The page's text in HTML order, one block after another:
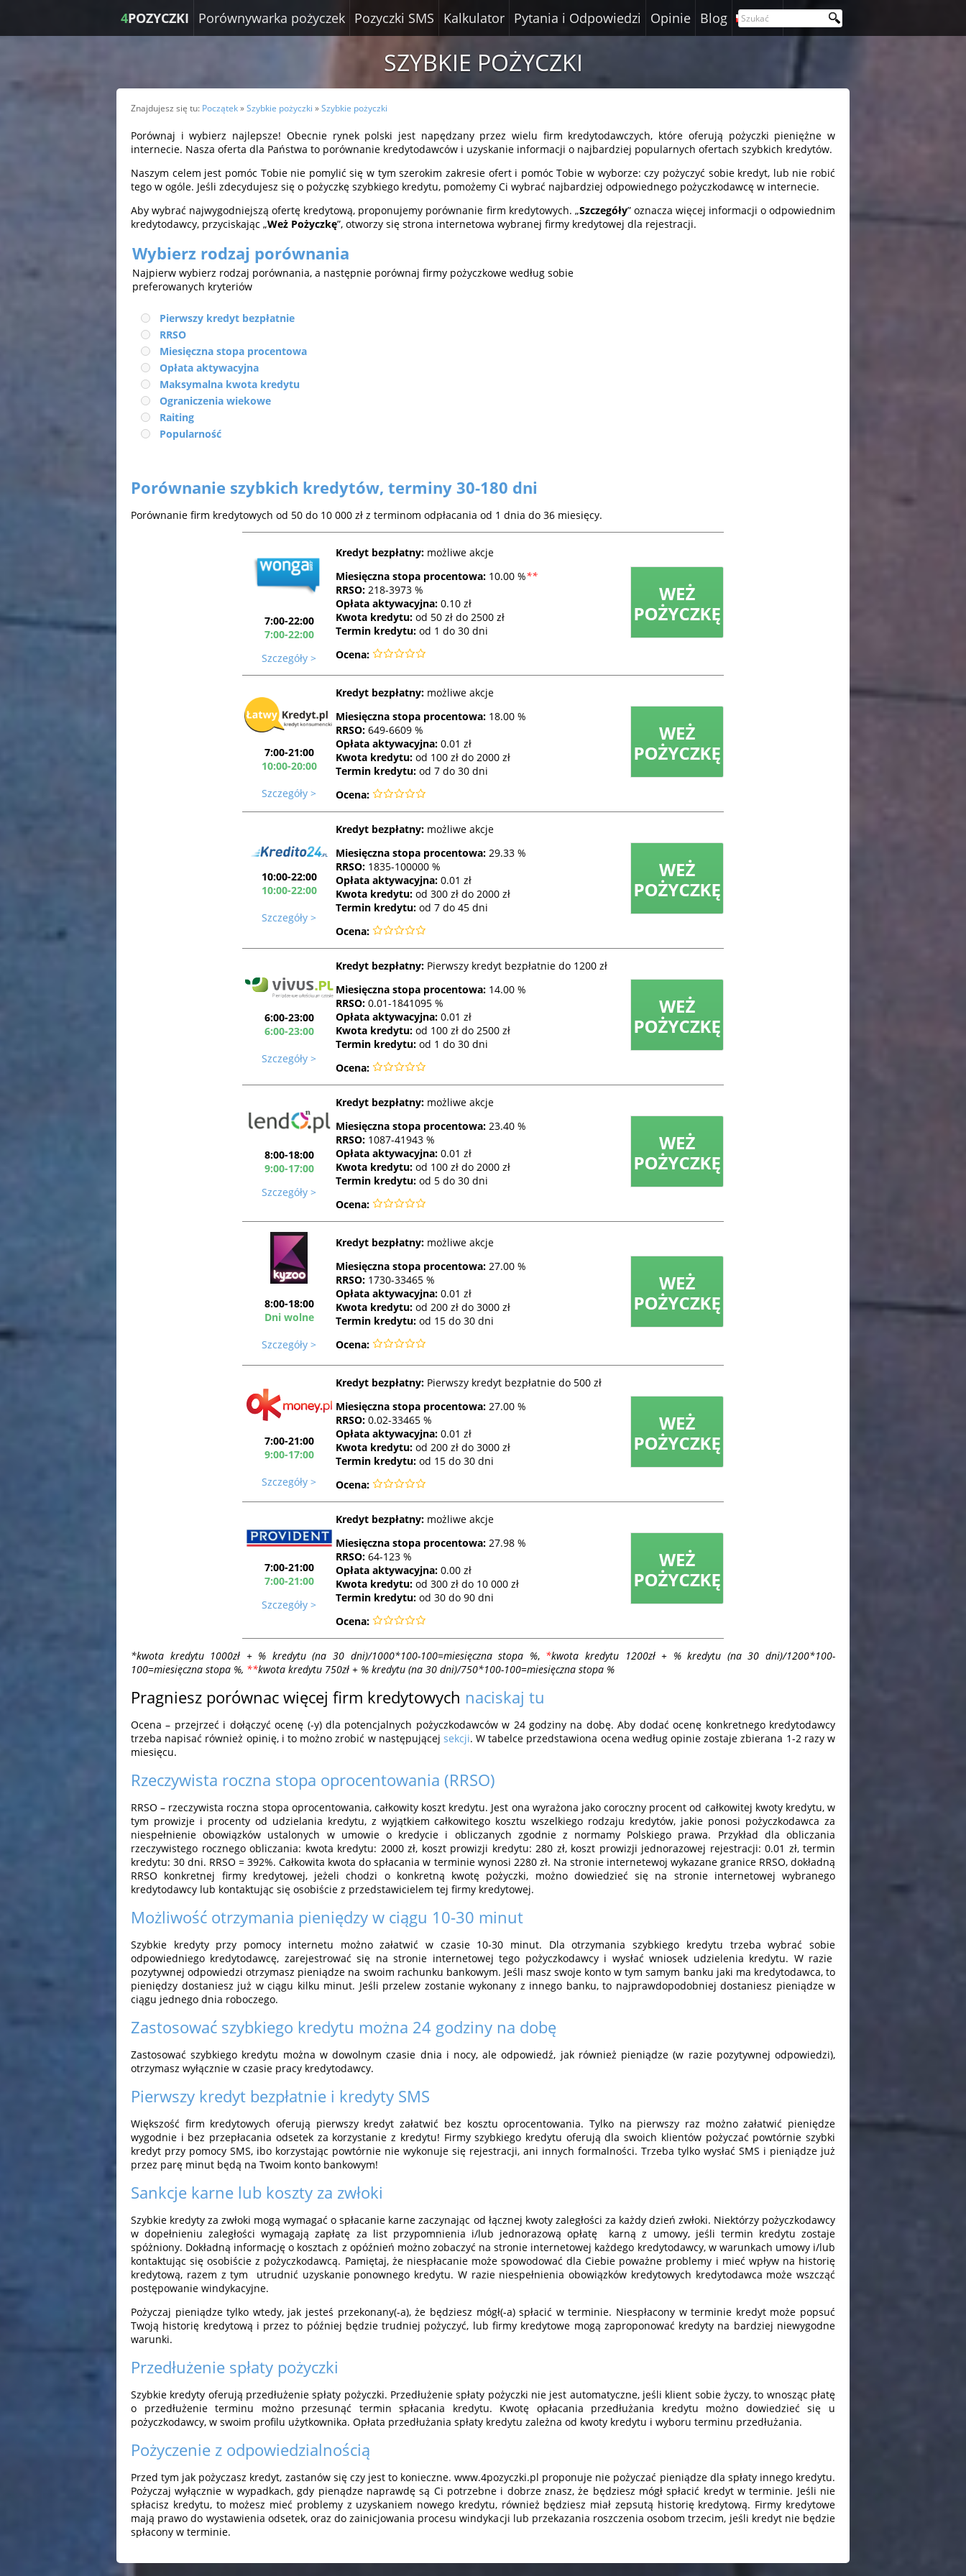
4POZYCZKI Porównywarka pożyczek Pozyczki SMS Kalkulator Pytania i Odpowiedzi Opinie Blog Polski
SZYBKIE POŻYCZKI
Znajdujesz się tu: Początek»Szybkie pożyczki »Szybkie pożyczki
Porównaj i wybierz najlepsze! Obecnie rynek polski jest napędzany przez wielu firm kredytodawczych, które oferują pożyczki pieniężne w
internecie. Nasza oferta dla Państwa to porównanie kredytodawców i uzyskanie informacji o najbardziej popularnych ofertach szybkich kredytów.
Naszym celem jest pomóc Tobie nie pomylić się w tym szerokim zakresie ofert i pomóc Tobie w wyborze: czy pożyczyć sobie kredyt, lub nie robić
tego w ogóle. Jeśli zdecydujesz się o pożyczkę szybkiego kredytu, pomożemy Ci wybrać najbardziej odpowiednego pożyczkodawcę w internecie.
Aby wybrać najwygodniejszą ofertę kredytową, proponujemy porównanie firm kredytowych. „Szczegóły” oznacza więcej informacji o odpowiednim
kredytodawcy, przyciskając „Weż Pożyczkę”, otworzy się strona internetowa wybranej firmy kredytowej dla rejestracji.
Wybierz rodzaj porównania
Najpierw wybierz rodzaj porównania, a następnie porównaj firmy pożyczkowe według sobie
preferowanych kryteriów
Pierwszy kredyt bezpłatnie
RRSO
Miesięczna stopa procentowa
Opłata aktywacyjna
Maksymalna kwota kredytu
Ograniczenia wiekowe
Raiting
Popularność
Porównanie szybkich kredytów, terminy 30-180 dni
Porównanie firm kredytowych od 50 do 10 000 zł z terminom odpłacania od 1 dnia do 36 miesięcy.
7:00-22:00
7:00-22:00
Szczegóły >
Kredyt bezpłatny: możliwe akcje
Miesięczna stopa procentowa: 10.00 %**
RRSO: 218-3973 %
Opłata aktywacyjna: 0.10 zł
Kwota kredytu: od 50 zł do 2500 zł
Termin kredytu: od 1 do 30 dni
Ocena:
7:00-21:00
10:00-20:00
Szczegóły >
Kredyt bezpłatny: możliwe akcje
Miesięczna stopa procentowa: 18.00 %
RRSO: 649-6609 %
Opłata aktywacyjna: 0.01 zł
Kwota kredytu: od 100 zł do 2000 zł
Termin kredytu: od 7 do 30 dni
Ocena:
10:00-22:00
10:00-22:00
Szczegóły >
Kredyt bezpłatny: możliwe akcje
Miesięczna stopa procentowa: 29.33 %
RRSO: 1835-100000 %
Opłata aktywacyjna: 0.01 zł
Kwota kredytu: od 300 zł do 2000 zł
Termin kredytu: od 7 do 45 dni
Ocena:
6:00-23:00
6:00-23:00
Szczegóły >
Kredyt bezpłatny: Pierwszy kredyt bezpłatnie do 1200 zł
Miesięczna stopa procentowa: 14.00 %
RRSO: 0.01-1841095 %
Opłata aktywacyjna: 0.01 zł
Kwota kredytu: od 100 zł do 2500 zł
Termin kredytu: od 1 do 30 dni
Ocena:
8:00-18:00
9:00-17:00
Szczegóły >
Kredyt bezpłatny: możliwe akcje
Miesięczna stopa procentowa: 23.40 %
RRSO: 1087-41943 %
Opłata aktywacyjna: 0.01 zł
Kwota kredytu: od 100 zł do 2000 zł
Termin kredytu: od 5 do 30 dni
Ocena:
8:00-18:00
Dni wolne
Szczegóły >
Kredyt bezpłatny: możliwe akcje
Miesięczna stopa procentowa: 27.00 %
RRSO: 1730-33465 %
Opłata aktywacyjna: 0.01 zł
Kwota kredytu: od 200 zł do 3000 zł
Termin kredytu: od 15 do 30 dni
Ocena:
7:00-21:00
9:00-17:00
Szczegóły >
Kredyt bezpłatny: Pierwszy kredyt bezpłatnie do 500 zł
Miesięczna stopa procentowa: 27.00 %
RRSO: 0.02-33465 %
Opłata aktywacyjna: 0.01 zł
Kwota kredytu: od 200 zł do 3000 zł
Termin kredytu: od 15 do 30 dni
Ocena:
7:00-21:00
7:00-21:00
Szczegóły >
Kredyt bezpłatny: możliwe akcje
Miesięczna stopa procentowa: 27.98 %
RRSO: 64-123 %
Opłata aktywacyjna: 0.00 zł
Kwota kredytu: od 300 zł do 10 000 zł
Termin kredytu: od 30 do 90 dni
Ocena:
*kwota kredytu 1000zł + % kredytu (na 30 dni)/1000*100-100=miesięczna stopa %, *kwota kredytu 1200zł + % kredytu (na 30 dni)/1200*100-
100=miesięczna stopa %, **kwota kredytu 750zł + % kredytu (na 30 dni)/750*100-100=miesięczna stopa %
Pragniesz porównac więcej firm kredytowych naciskaj tu
Ocena – przejrzeć i dołączyć ocenę (-y) dla potencjalnych pożyczkodawców w 24 godziny na dobę. Aby dodać ocenę konkretnego kredytodawcy
trzeba napisać również opinię, i to możno zrobić w następującej sekcji. W tabelce przedstawiona ocena według opinie zostaje zbierana 1-2 razy w
miesięcu.
Rzeczywista roczna stopa oprocentowania (RRSO)
RRSO – rzeczywista roczna stopa oprocentowania, całkowity koszt kredytu. Jest ona wyrażona jako coroczny procent od całkowitej kwoty kredytu, w
tym prowizje i procenty od udzielania kredytu, z wyjątkiem całkowitego kosztu wszelkiego rodzaju kredytów, jakie ponosi pożyczkodawca za
niespełnienie obowiązków ustalonych w umowie o kredycie i obliczanych zgodnie z normamy Polskiego prawa. Przykład dla obliczania
rzeczywistego rocznego obliczania: kwota kredytu: 2000 zł, koszt prowizji kredytu: 280 zł, koszt prowizji jednorazowej rejestracji: 0.01 zł, termin
kredytu: 30 dni. RRSO = 392%. Całkowita kwota do spłacania w terminie wynosi 2280 zł. Na stronie internetewoj wykazane granice RRSO, dokładną
RRSO konkretnej firmy kredytowej, jeżeli chodzi o konkretną kwotę pożyczki, możno dowiedzieć się na stronie internetowej wybranego
kredytodawcy lub kontaktując się osobiście z przedstawicielem tej firmy kredytowej.
Możliwość otrzymania pieniędzy w ciągu 10-30 minut
Szybkie kredyty przy pomocy internetu możno załatwić w czasie 10-30 minut. Dla otrzymania szybkiego kredytu trzeba wybrać sobie
odpowiedniego kredytodawcę, zarejestrować się na stronie internetowej tego pożyczkodawcy i wysłać wniosek udzielenia kredytu. W razie
pozytywnej odpowiedzi otrzymasz pieniądze na swoim rachunku bankowym. Jeśli masz swoje konto w tym samym banku jaki ma kredytodawca, to
pieniędzy dostaniesz już w ciągu kilku minut. Jeśli przelew zostanie wykonany z innego banku, to najprawdopodobniej dostaniesz pieniądze w
ciągu jednego dnia roboczego.
Zastosować szybkiego kredytu można 24 godziny na dobę
Zastosować szybkiego kredytu można w dowolnym czasie dnia i nocy, ale odpowiedź, jak również pieniądze (w razie pozytywnej odpowiedzi),
otrzymasz wyłącznie w czasie pracy kredytodawcy.
Pierwszy kredyt bezpłatnie i kredyty SMS
Większość firm kredytowych oferują pierwszy kredyt załatwić bez kosztu oprocentowania. Tylko na pierwszy raz możno załatwić pieniędze
wygodnie i bez przepłacania odsetek za korzystanie z kredytu! Firmy szybkiego kredytu oferują dla swoich klientów pożyczać powtórnie szybki
kredyt przy pomocy SMS, ibo korzystając powtórnie nie wykonuje się rejestracji, ani innych formalności. Trzeba tylko wysłać SMS i pieniądze już
przez parę minut będą na Twoim konto bankowym!
Sankcje karne lub koszty za zwłoki
Szybkie kredyty za zwłoki mogą wymagać o spłacanie karne zaczynając od łącznej kwoty zaległości za każdy dzień zwłoki. Niektórzy pożyczkodawcy
w dopełnieniu zaległości wymagają zapłatę za list przypomnienia i/lub jednorazową opłatę karną z umowy, jeśli termin kredytu zostaje
spóżniony. Dokładną informację o kosztach z opóźnień możno zobaczyć na stronie internetowej każdego kredytodawcy, w warunkach umowy i/lub
kontaktując się osobiście z pożyczkodawcą. Pamiętaj, że niespłacanie może spowodować dla Ciebie poważne problemy i mieć wpływ na historię
kredytową, razem z tym utrudnić uzyskanie ponownego kredytu. W razie niespełnienia obowiązków kredytowych kredytodawca może wszcząć
postępowanie windykacyjne.
Pożyczaj pieniądze tylko wtedy, jak jesteś przekonany(-a), że będziesz mógł(-a) spłacić w terminie. Niespłacony w terminie kredyt może popsuć
Twoją historię kredytową i przez to później będzie trudniej pożyczyć, lub firmy kredytowe mogą zaproponować kredyty na bardziej niewygodne
warunki.
Przedłużenie spłaty pożyczki
Szybkie kredyty oferują przedłużenie spłaty pożyczki. Przedłużenie spłaty pożyczki nie jest automatyczne, jeśli klient sobie życzy, to wnosząc płatę
o przedłużenie terminu możno przesunąć termin spłacania kredytu. Kwotę opłacania przedłużania kredytu możno dowiedzieć się u
pożyczkodawcy, w swoim profilu użytkownika. Opłata przedłużania spłaty kredytu zależna od kwoty kredytu i wyboru terminu przedłużania.
Pożyczenie z odpowiedzialnością
Przed tym jak pożyczasz kredyt, zastanów się czy jest to konieczne. www.4pozyczki.pl proponuje nie pożyczać pieniądze dla spłaty innego kredytu.
Pożyczaj wyłącznie w wypadkach, gdy pienądze naprawdę są Ci potrzebne i dobrze znasz, że będziesz mógł spłacić kredyt w terminie. Jeśli nie
spłacisz kredytu, to możesz mieć problemy z uzyskaniem nowego kredytu, również będziesz miał zepsutą historię kredytową. Firmy kredytowe
mają prawo do wystawienia odsetek, oraz do zainicjowania procesu windykacji lub przekazania roszczenia osobom trzecim, jeśli kredyt nie będzie
spłacony w terminie.